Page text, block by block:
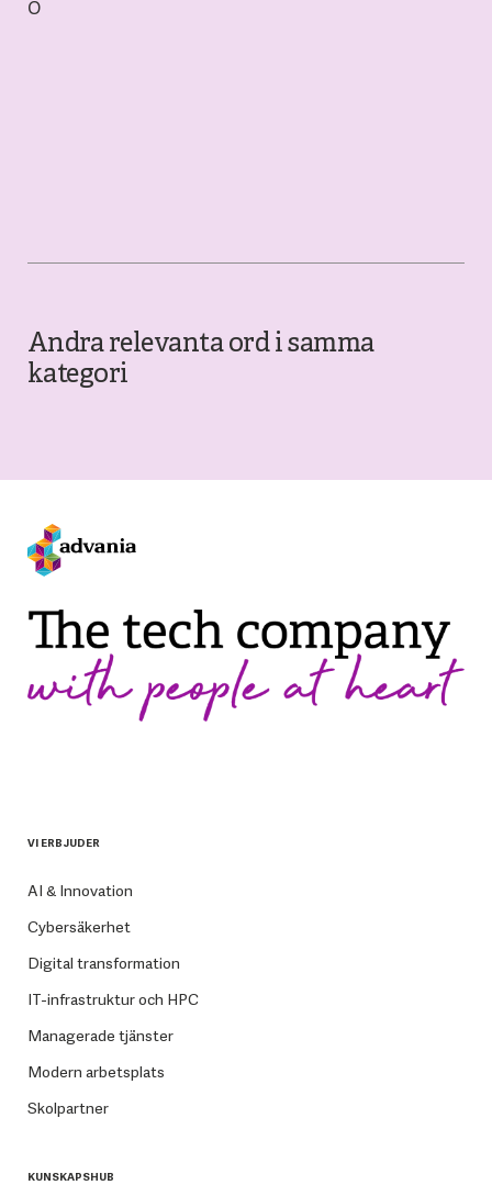
Ö
Andra relevanta ord i samma
kategori
VI ERBJUDER
AI & Innovation
Cybersäkerhet
Digital transformation
IT-infrastruktur och HPC
Managerade tjänster
Modern arbetsplats
Skolpartner
KUNSKAPSHUB